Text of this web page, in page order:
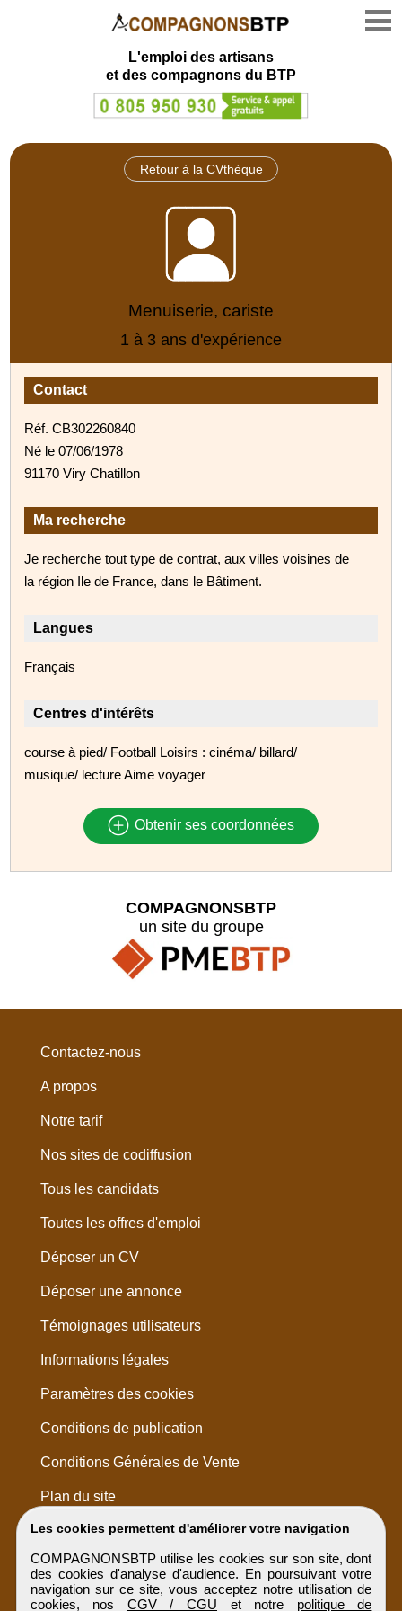
L'emploi des artisans
et des compagnons du BTP
Retour à la CVthèque
Menuiserie, cariste
1 à 3 ans d'expérience
Contact
Réf. CB302260840
Né le 07/06/1978
91170 Viry Chatillon
Ma recherche
Je recherche tout type de contrat, aux villes voisines de
la région Ile de France, dans le Bâtiment.
Langues
Français
Centres d'intérêts
course à pied/ Football Loisirs : cinéma/ billard/
musique/ lecture Aime voyager
Obtenir ses coordonnées
Les cookies permettent d'améliorer votre navigation
COMPAGNONSBTP utilise les cookies sur son site, dont
des cookies d'analyse d'audience. En poursuivant votre
navigation sur ce site, vous acceptez notre utilisation de
cookies, nos CGV / CGU et notre politique de
COMPAGNONSBTP
un site du groupe
Contactez-nous
A propos
Notre tarif
Nos sites de codiffusion
Tous les candidats
Toutes les offres d'emploi
Déposer un CV
Déposer une annonce
Témoignages utilisateurs
Informations légales
Paramètres des cookies
Conditions de publication
Conditions Générales de Vente
Plan du site